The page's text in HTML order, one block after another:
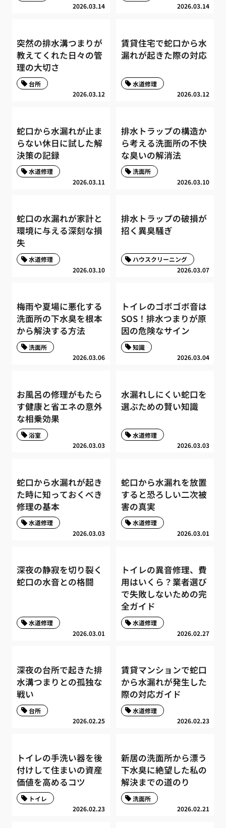
2026.03.14 2026.03.14
突然の排水溝つまりが
教えてくれた日々の管
理の大切さ
2026.03.12
台所
賃貸住宅で蛇口から水
漏れが起きた際の対応
2026.03.12
水道修理
蛇口から水漏れが止ま
らない休日に試した解
決策の記録
2026.03.11
水道修理
排水トラップの構造か
ら考える洗面所の不快
な臭いの解消法
2026.03.10
洗面所
蛇口の水漏れが家計と
環境に与える深刻な損
失
2026.03.10
水道修理
排水トラップの破損が
招く異臭騒ぎ
2026.03.07
ハウスクリーニング
梅雨や夏場に悪化する
洗面所の下水臭を根本
から解決する方法
2026.03.06
洗面所
トイレのゴボゴボ音は
SOS！排水つまりが原
因の危険なサイン
2026.03.04
知識
お風呂の修理がもたら
す健康と省エネの意外
な相乗効果
2026.03.03
浴室
水漏れしにくい蛇口を
選ぶための賢い知識
2026.03.03
水道修理
蛇口から水漏れが起き
た時に知っておくべき
修理の基本
2026.03.03
水道修理
蛇口から水漏れを放置
すると恐ろしい二次被
害の真実
2026.03.01
水道修理
深夜の静寂を切り裂く
蛇口の水音との格闘
2026.03.01
水道修理
トイレの異音修理、費
用はいくら？業者選び
で失敗しないための完
全ガイド
2026.02.27
水道修理
深夜の台所で起きた排
水溝つまりとの孤独な
戦い
2026.02.25
台所
賃貸マンションで蛇口
から水漏れが発生した
際の対応ガイド
2026.02.23
水道修理
トイレの手洗い器を後
付けして住まいの資産
価値を高めるコツ
2026.02.23
トイレ
新居の洗面所から漂う
下水臭に絶望した私の
解決までの道のり
2026.02.21
洗面所